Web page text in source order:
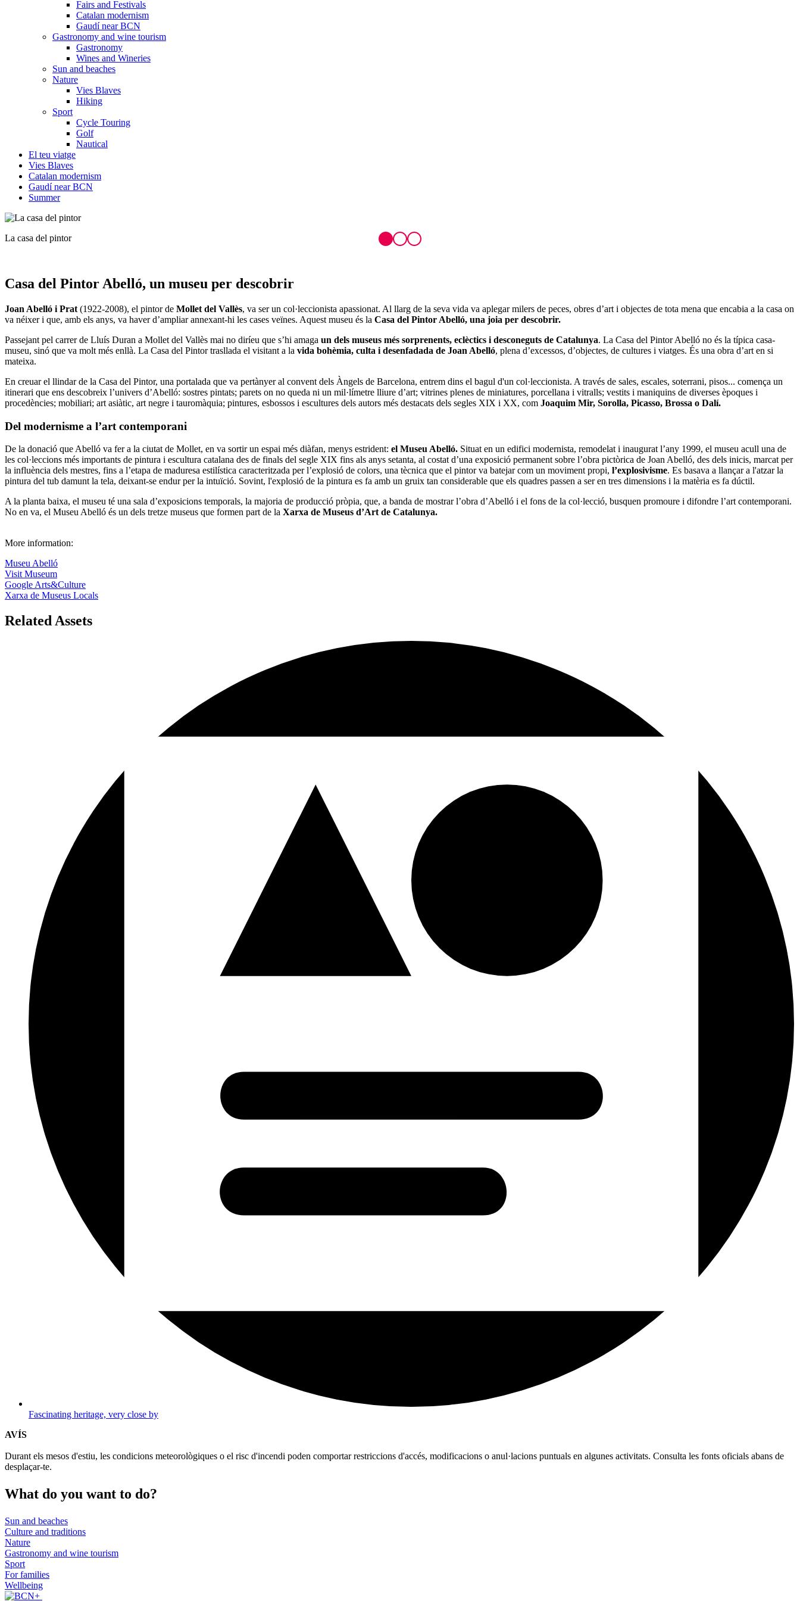
Fairs and Festivals
Catalan modernism
Gaudí near BCN
Gastronomy and wine tourism
Gastronomy
Wines and Wineries
Sun and beaches
Nature
Vies Blaves
Hiking
Sport
Cycle Touring
Golf
Nautical
El teu viatge
Vies Blaves
Catalan modernism
Gaudí near BCN
Summer
Museu Abelló de Mollet
Casa del Pintor Abelló, un museu per descobrir
Joan Abelló i Prat (1922-2008), el pintor de Mollet del Vallès, va ser un col·leccionista apassionat. Al llarg de la seva vida va aplegar milers de peces, obres d’art i objectes de tota mena que encabia a la casa on
va néixer i que, amb els anys, va haver d’ampliar annexant-hi les cases veïnes. Aquest museu és la Casa del Pintor Abelló, una joia per descobrir.
Passejant pel carrer de Lluís Duran a Mollet del Vallès mai no diríeu que s’hi amaga un dels museus més sorprenents, eclèctics i desconeguts de Catalunya. La Casa del Pintor Abelló no és la típica casa-
museu, sinó que va molt més enllà. La Casa del Pintor trasllada el visitant a la vida bohèmia, culta i desenfadada de Joan Abelló, plena d’excessos, d’objectes, de cultures i viatges. És una obra d’art en si
mateixa.
En creuar el llindar de la Casa del Pintor, una portalada que va pertànyer al convent dels Àngels de Barcelona, entrem dins el bagul d'un col·leccionista. A través de sales, escales, soterrani, pisos... comença un
itinerari que ens descobreix l’univers d’Abelló: sostres pintats; parets on no queda ni un mil·límetre lliure d’art; vitrines plenes de miniatures, porcellana i vitralls; vestits i maniquins de diverses èpoques i
procedències; mobiliari; art asiàtic, art negre i tauromàquia; pintures, esbossos i escultures dels autors més destacats dels segles XIX i XX, com Joaquim Mir, Sorolla, Picasso, Brossa o Dalí.
Del modernisme a l’art contemporani
De la donació que Abelló va fer a la ciutat de Mollet, en va sortir un espai més diàfan, menys estrident: el Museu Abelló. Situat en un edifici modernista, remodelat i inaugurat l’any 1999, el museu acull una de
les col·leccions més importants de pintura i escultura catalana des de finals del segle XIX fins als anys setanta, al costat d’una exposició permanent sobre l’obra pictòrica de Joan Abelló, des dels inicis, marcat per
la influència dels mestres, fins a l’etapa de maduresa estilística caracteritzada per l’explosió de colors, una tècnica que el pintor va batejar com un moviment propi, l’explosivisme. Es basava a llançar a l'atzar la
pintura del tub damunt la tela, deixant-se endur per la intuïció. Sovint, l'explosió de la pintura es fa amb un gruix tan considerable que els quadres passen a ser en tres dimensions i la matèria es fa dúctil.
A la planta baixa, el museu té una sala d’exposicions temporals, la majoria de producció pròpia, que, a banda de mostrar l’obra d’Abelló i el fons de la col·lecció, busquen promoure i difondre l’art contemporani.
No en va, el Museu Abelló és un dels tretze museus que formen part de la Xarxa de Museus d’Art de Catalunya.
More information:
Museu Abelló
Visit Museum
Google Arts&Culture
Xarxa de Museus Locals
Related Assets
Fascinating heritage, very close by
AVÍS
Durant els mesos d'estiu, les condicions meteorològiques o el risc d'incendi poden comportar restriccions d'accés, modificacions o anul·lacions puntuals en algunes activitats. Consulta les fonts oficials abans de
desplaçar-te.
What do you want to do?
Sun and beaches
Culture and traditions
Nature
Gastronomy and wine tourism
Sport
For families
Wellbeing